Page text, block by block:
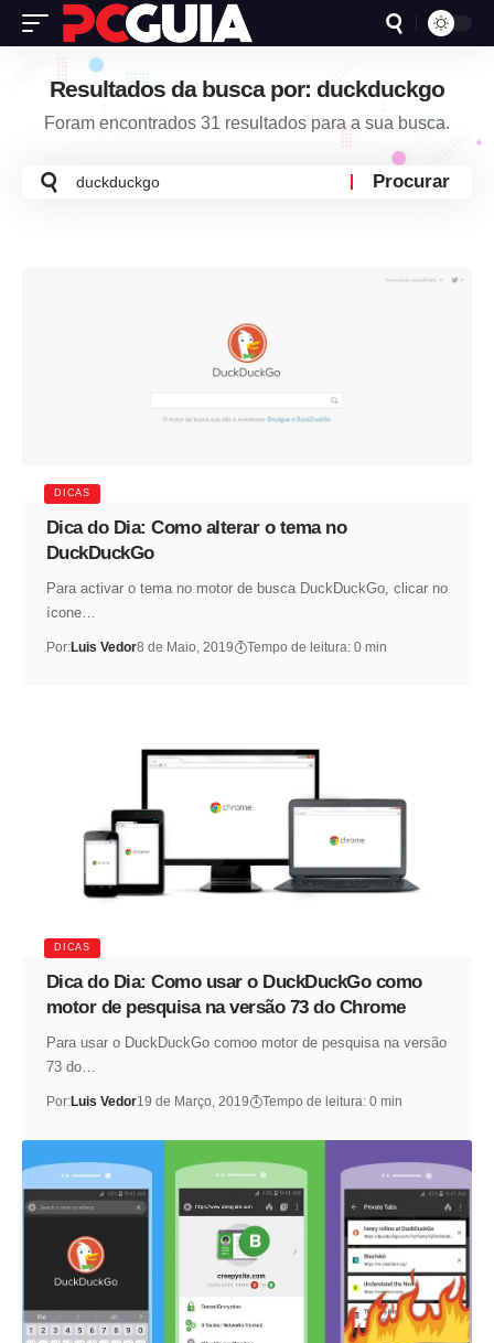
Resultados da busca por: duckduckgo
Foram encontrados 31 resultados para a sua busca.
Busca
DICAS
Dica do Dia: Como alterar o tema no
DuckDuckGo
Para activar o tema no motor de busca DuckDuckGo, clicar no
ícone…
Por:Luis Vedor8 de Maio, 2019 Tempo de leitura: 0 min
DICAS
Dica do Dia: Como usar o DuckDuckGo como
motor de pesquisa na versão 73 do Chrome
Para usar o DuckDuckGo comoo motor de pesquisa na versão
73 do…
Por:Luis Vedor19 de Março, 2019 Tempo de leitura: 0 min